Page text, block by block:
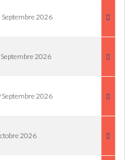
Septembre 2026
2026
Septembre 2026
2026